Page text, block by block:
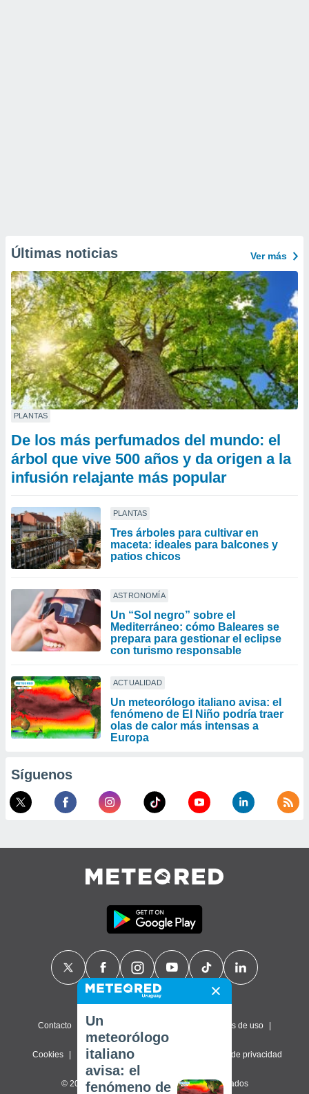
Últimas noticias Ver más
PLANTAS
De los más perfumados del mundo: el
árbol que vive 500 años y da origen a la
infusión relajante más popular
PLANTAS
Tres árboles para cultivar en
maceta: ideales para balcones y
patios chicos
ASTRONOMÍA
Un “Sol negro” sobre el
Mediterráneo: cómo Baleares se
prepara para gestionar el eclipse
con turismo responsable
ACTUALIDAD
Un meteorólogo italiano avisa: el
fenómeno de El Niño podría traer
olas de calor más intensas a
Europa
Síguenos
Contacto Sobre nosotros Términos de uso
Cookies Política de privacidad Configuración de privacidad
© 2026 Meteored. Todos los derechos reservados
Un
meteorólogo
italiano
avisa: el
fenómeno de